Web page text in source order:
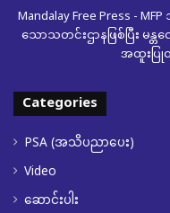
Mandalay Free Press
သောသတင်းဌာနဖြစ်ပြီး မန္
အထူးပ
Categories
PSA (အသိပညာပေး)
Video
ဆောင်းပါး